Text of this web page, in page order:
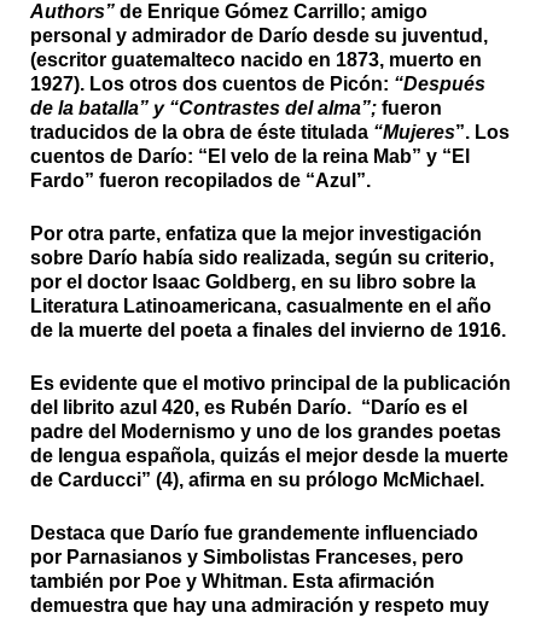
Authors” de Enrique Gómez Carrillo; amigo
personal y admirador de Darío desde su juventud,
(escritor guatemalteco nacido en 1873, muerto en
1927). Los otros dos cuentos de Picón: “Después
de la batalla” y “Contrastes del alma”; fueron
traducidos de la obra de éste titulada “Mujeres”. Los
cuentos de Darío: “El velo de la reina Mab” y “El
Fardo” fueron recopilados de “Azul”.
Por otra parte, enfatiza que la mejor investigación
sobre Darío había sido realizada, según su criterio,
por el doctor Isaac Goldberg, en su libro sobre la
Literatura Latinoamericana, casualmente en el año
de la muerte del poeta a finales del invierno de 1916.
Es evidente que el motivo principal de la publicación
del librito azul 420, es Rubén Darío. “Darío es el
padre del Modernismo y uno de los grandes poetas
de lengua española, quizás el mejor desde la muerte
de Carducci” (4), afirma en su prólogo McMichael.
Destaca que Darío fue grandemente influenciado
por Parnasianos y Simbolistas Franceses, pero
también por Poe y Whitman. Esta afirmación
demuestra que hay una admiración y respeto muy